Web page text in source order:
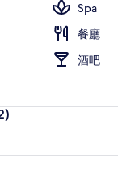
Spa
餐廳
酒吧